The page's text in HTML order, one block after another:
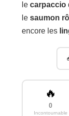
le carpaccio
le saumon
encore les
🔥
0
Incontournable